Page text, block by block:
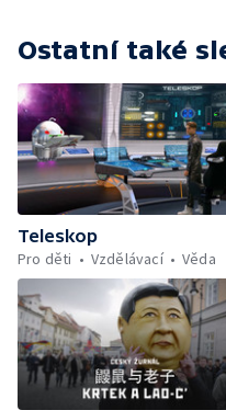
Ostatní také
Teleskop
Pro děti
Vzdělávací Věda